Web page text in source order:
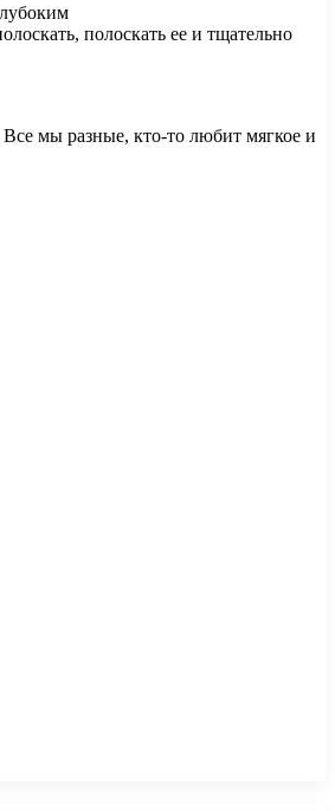
полоскать ее и тщательно
мы разные, кто-то любит мягкое и